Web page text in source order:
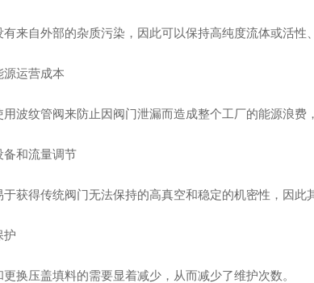
有来自外部的杂质污染，因此可以保持高纯度流体或活性
源运营成本
用波纹管阀来防止因阀门泄漏而造成整个工厂的能源浪费
备和流量调节
于获得传统阀门无法保持的高真空和稳定的机密性，因此
护
更换压盖填料的需要显着减少，从而减少了维护次数。